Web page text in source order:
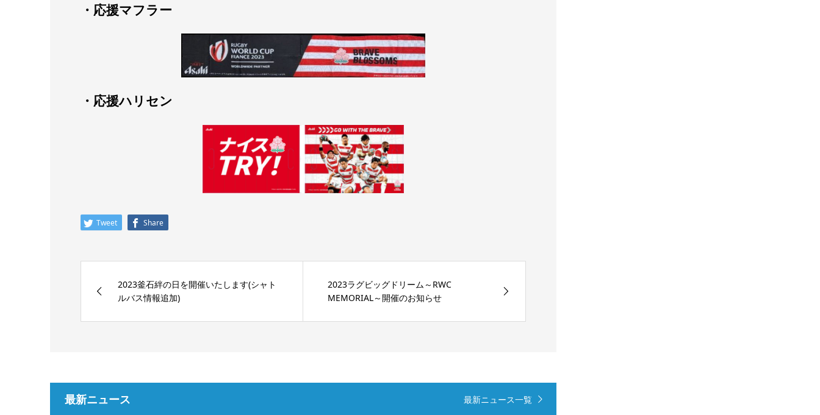
・応援マフラー
・応援ハリセン
Tweet Share
2023釜石絆の日を開催いたします(シャト
ルバス情報追加)
2023ラグビッグドリーム～RWC
MEMORIAL～開催のお知らせ
最新ニュース 最新ニュース一覧